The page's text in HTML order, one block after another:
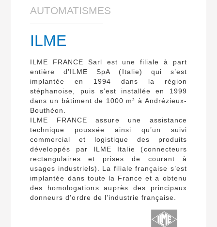
AUTOMATISMES
ILME
ILME FRANCE Sarl est une filiale à part
entière d’ILME SpA (Italie) qui s’est
implantée en 1994 dans la région
stéphanoise, puis s’est installée en 1999
dans un bâtiment de 1000 m² à Andrézieux-
Bouthéon.
ILME FRANCE assure une assistance
technique poussée ainsi qu’un suivi
commercial et logistique des produits
développés par ILME Italie (connecteurs
rectangulaires et prises de courant à
usages industriels). La filiale française s’est
implantée dans toute la France et a obtenu
des homologations auprès des principaux
donneurs d’ordre de l’industrie française.